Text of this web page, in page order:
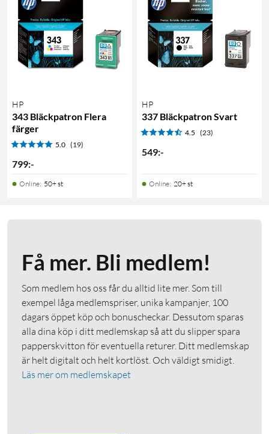
HP
343 Bläckpatron Flera
färger
5.0 (19)
799:-
Online: 50+ st
HP
337 Bläckpatron Svart
4.5 (23)
549:-
Online: 20+ st
Få mer. Bli medlem!
Som medlem hos oss får du alltid lite mer. Som till
exempel låga medlemspriser, unika kampanjer, 100
dagars öppet köp och bonuscheckar. Dessutom sparas
alla dina köp i ditt medlemskap så att du slipper spara
papperskvitton för eventuella returer. Ditt medlemskap
är helt digitalt och helt kortlöst. Och väldigt smidigt.
Läs mer om medlemskapet